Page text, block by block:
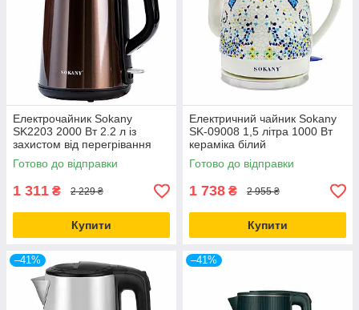
Електрочайник Sokany
SK2203 2000 Вт 2.2 л із
захистом від перегрівання
коричневий для кип'ятіння
води
Готово до відправки
1 311 ₴ 2 229 ₴
Купити
Електричний чайник Sokany
SK-09008 1,5 літра 1000 Вт
кераміка білий
автовимкнення захист від
перегрівання
Готово до відправки
1 738 ₴ 2 955 ₴
Купити
–41% –41%